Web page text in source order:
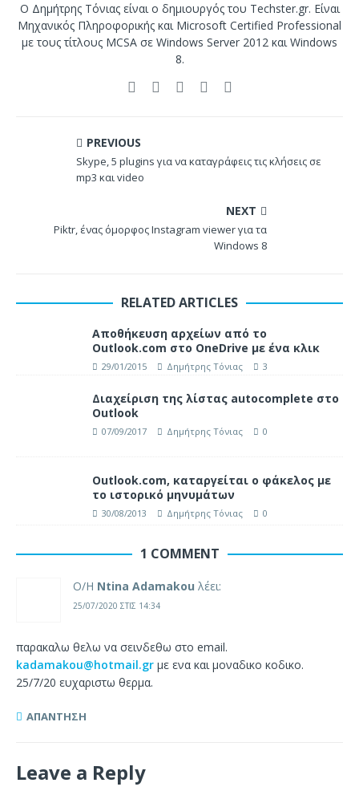
Ο Δημήτρης Τόνιας είναι ο δημιουργός του Techster.gr. Είναι
Μηχανικός Πληροφορικής και Microsoft Certified Professional
με τους τίτλους MCSA σε Windows Server 2012 και Windows
8.
PREVIOUS
Skype, 5 plugins για να καταγράφεις τις κλήσεις σε
mp3 και video
NEXT
Piktr, ένας όμορφος Instagram viewer για τα
Windows 8
RELATED ARTICLES
Αποθήκευση αρχείων από το
Outlook.com στο OneDrive με ένα κλικ
29/01/2015 Δημήτρης Τόνιας 3
Διαχείριση της λίστας autocomplete στο
Outlook
07/09/2017 Δημήτρης Τόνιας 0
Outlook.com, καταργείται ο φάκελος με
το ιστορικό μηνυμάτων
30/08/2013 Δημήτρης Τόνιας 0
1 COMMENT
Ο/Η Νtina Adamakou λέει:
25/07/2020 ΣΤΙΣ 14:34
παρακαλω θελω να σεινδεθω στο email.
kadamakou@hotmail.gr με ενα και μοναδικο κοδικο.
25/7/20 ευχαριστω θερμα.
ΑΠΆΝΤΗΣΗ
Leave a Reply